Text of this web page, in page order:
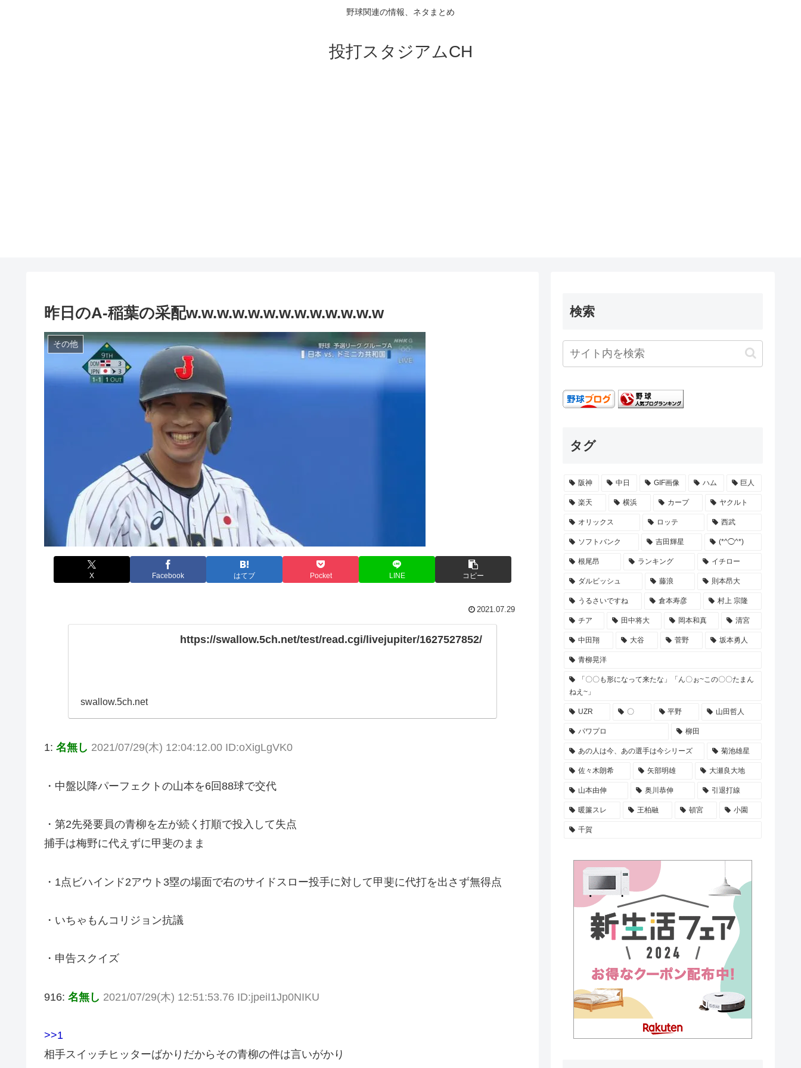
野球関連の情報、ネタまとめ
投打スタジアムCH
昨日のA-稲葉の采配w.w.w.w.w.w.w.w.w.w.w.w.w
その他
X Facebook はてブ Pocket LINE コピー
2021.07.29
https://swallow.5ch.net/test/read.cgi/livejupiter/1627527852/
swallow.5ch.net
1: 名無し 2021/07/29(木) 12:04:12.00 ID:oXigLgVK0
・中盤以降パーフェクトの山本を6回88球で交代
・第2先発要員の青柳を左が続く打順で投入して失点
捕手は梅野に代えずに甲斐のまま
・1点ビハインド2アウト3塁の場面で右のサイドスロー投手に対して甲斐に代打を出さず無得点
・いちゃもんコリジョン抗議
・申告スクイズ
916: 名無し 2021/07/29(木) 12:51:53.76 ID:jpeiI1Jp0NIKU
>>1
相手スイッチヒッターばかりだからその青柳の件は言いがかり
検索
タグ
阪神 中日 GIF画像 ハム 巨人
楽天 横浜 カープ ヤクルト
オリックス ロッテ 西武
ソフトバンク 吉田輝星 (*^◯^*)
根尾昂 ランキング イチロー
ダルビッシュ 藤浪 則本昂大
うるさいですね 倉本寿彦 村上 宗隆
チア 田中将大 岡本和真 清宮
中田翔 大谷 菅野 坂本勇人
青柳晃洋
「〇〇も形になって来たな」「ん〇ぉ~この〇〇たまん
ねえ~」
UZR 〇 平野 山田哲人
パワプロ 柳田
あの人は今、あの選手は今シリーズ 菊池雄星
佐々木朗希 矢部明雄 大瀬良大地
山本由伸 奥川恭伸 引退打線
暖簾スレ 王柏融 頓宮 小園
千賀